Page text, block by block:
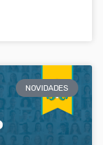
NOVIDADES